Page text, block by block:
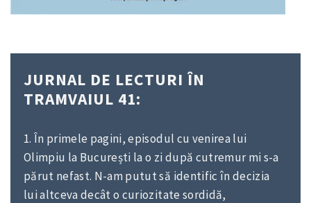
JURNAL DE LECTURI ÎN
TRAMVAIUL 41:
1. În primele pagini, episodul cu venirea lui
Olimpiu la București la o zi după cutremur mi s-a
părut nefast. N-am putut să identific în decizia
lui altceva decât o curiozitate sordidă,